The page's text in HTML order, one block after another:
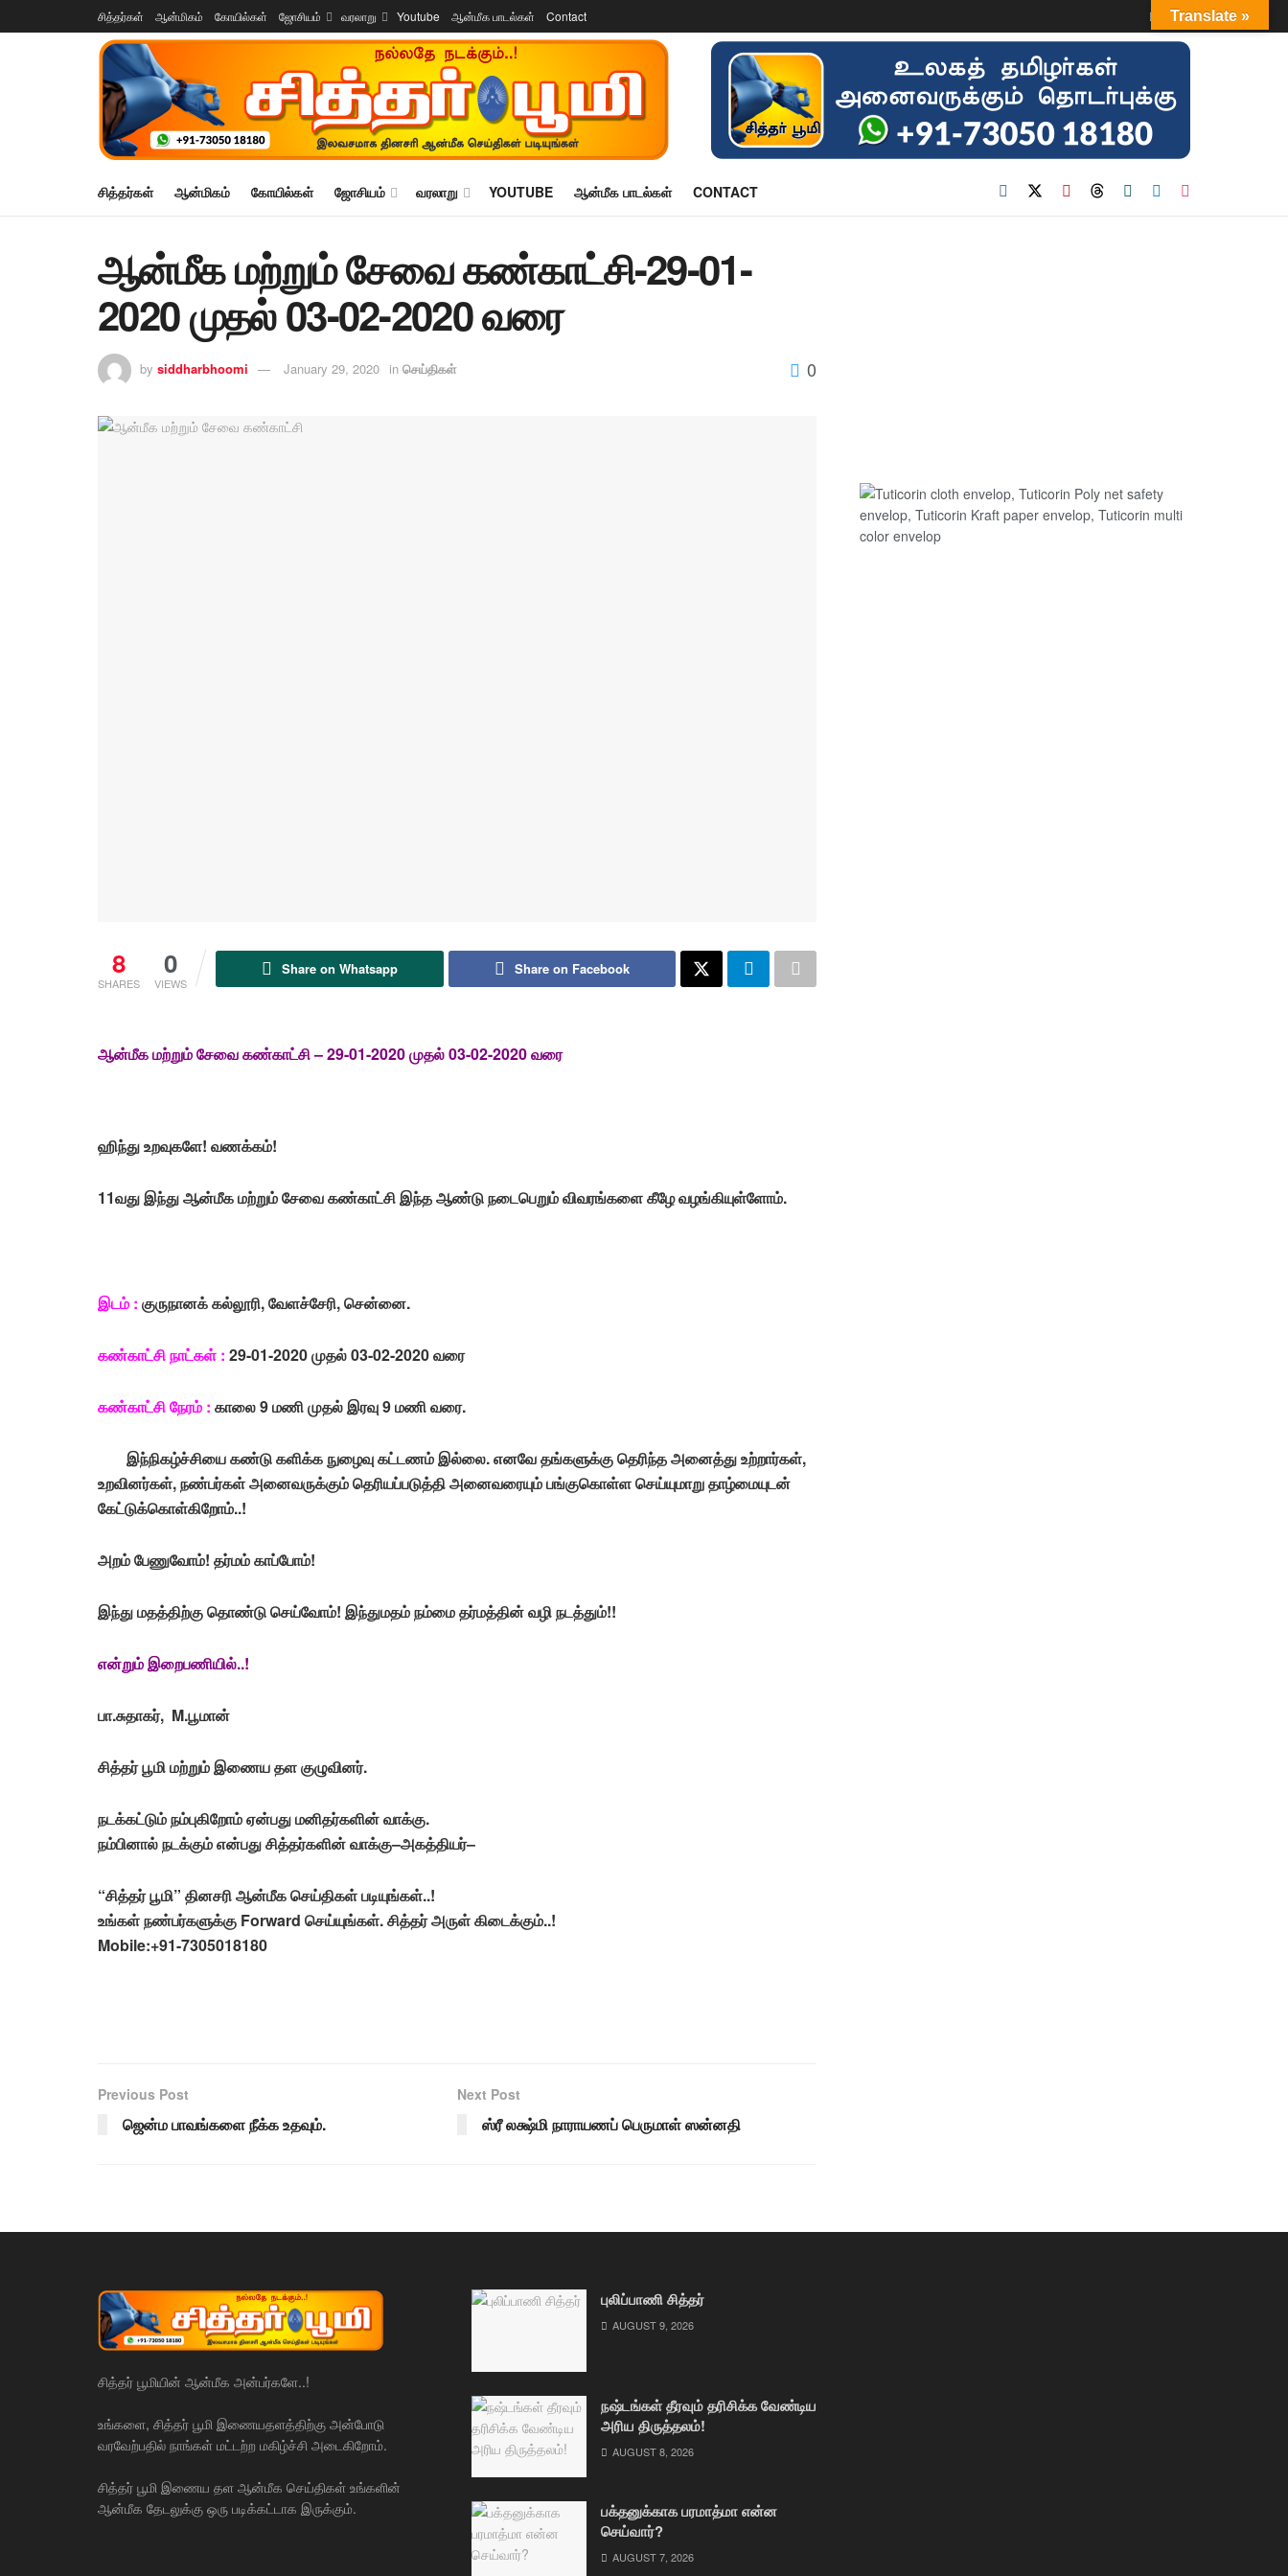
சித்தர்கள் ஆன்மிகம் கோயில்கள் ஜோசியம் வரலாறு Youtube ஆன்மீக பாடல்கள் Contact Login
சித்தர்கள் ஆன்மிகம் கோயில்கள் ஜோசியம் வரலாறு YOUTUBE ஆன்மீக பாடல்கள் CONTACT
ஆன்மீக மற்றும் சேவை கண்காட்சி-29-01-
2020 முதல் 03-02-2020 வரை
by siddharbhoomi January 29, 2020 in செய்திகள் 0
8
SHARES
0
VIEWS
Share on Whatsapp Share on Facebook
ஆன்மீக மற்றும் சேவை கண்காட்சி – 29-01-2020 முதல் 03-02-2020 வரை
ஹிந்து உறவுகளே! வணக்கம்!
11வது இந்து ஆன்மீக மற்றும் சேவை கண்காட்சி இந்த ஆண்டு நடைபெறும் விவரங்களை கீழே வழங்கியுள்ளோம்.
இடம் : குருநானக் கல்லூரி, வேளச்சேரி, சென்னை.
கண்காட்சி நாட்கள் : 29-01-2020 முதல் 03-02-2020 வரை
கண்காட்சி நேரம் : காலை 9 மணி முதல் இரவு 9 மணி வரை.
இந்நிகழ்ச்சியை கண்டு களிக்க நுழைவு கட்டணம் இல்லை. எனவே தங்களுக்கு தெரிந்த அனைத்து உற்றார்கள்,
உறவினர்கள், நண்பர்கள் அனைவருக்கும் தெரியப்படுத்தி அனைவரையும் பங்குகொள்ள செய்யுமாறு தாழ்மையுடன்
கேட்டுக்கொள்கிறோம்..!
அறம் பேணுவோம்! தர்மம் காப்போம்!
இந்து மதத்திற்கு தொண்டு செய்வோம்! இந்துமதம் நம்மை தர்மத்தின் வழி நடத்தும்!!
என்றும் இறைபணியில்..!
பா.சுதாகர், M.பூமான்
சித்தர் பூமி மற்றும் இணைய தள குழுவினர்.
நடக்கட்டும்நம்புகிறோம்ஏன்பதுமனிதர்களின்வாக்கு.
நம்பினால்நடக்கும்என்பதுசித்தர்களின்வாக்கு–அகத்தியர்–
“சித்தர்பூமி” தினசரிஆன்மீகசெய்திகள்படியுங்கள்..!
உங்கள்நண்பர்களுக்கு Forward செய்யுங்கள்.சித்தர்அருள்கிடைக்கும்..!
Mobile:+91-7305018180
Previous Post
ஜென்ம பாவங்களை நீக்க உதவும்.
Next Post
ஸ்ரீ லக்ஷ்மி நாராயணப் பெருமாள் ஸன்னதி
சித்தர் பூமியின் ஆன்மீக அன்பர்களே..!
உங்களை, சித்தர் பூமி இணையதளத்திற்கு அன்போடு
வரவேற்பதில் நாங்கள் மட்டற்ற மகிழ்ச்சி அடைகிறோம்.
சித்தர் பூமி இணைய தள ஆன்மீக செய்திகள் உங்களின்
ஆன்மீக தேடலுக்கு ஒரு படிக்கட்டாக இருக்கும்.
புலிப்பாணி சித்தர்
AUGUST 9, 2026
நஷ்டங்கள் தீரவும் தரிசிக்க வேண்டிய
அரிய திருத்தலம்!
AUGUST 8, 2026
பக்தனுக்காக பரமாத்மா என்ன
செய்வார்?
AUGUST 7, 2026
Translate »